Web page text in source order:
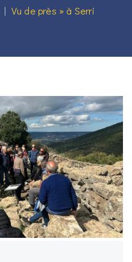
| Vu de près » à Serri